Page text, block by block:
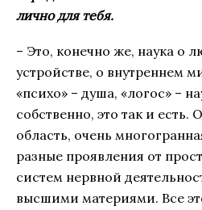
лично для тебя.
– Это, конечно же, наука о
устройстве, о внутреннем
«психо» – душа, «логос» –
собственно, это так и есть.
область, очень
разные проявления от
систем нервной
высшими материями. Все